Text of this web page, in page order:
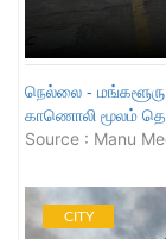
நெல்லை - மங்களூரு
காணொலி மூலம்
Source : Manu
CITY